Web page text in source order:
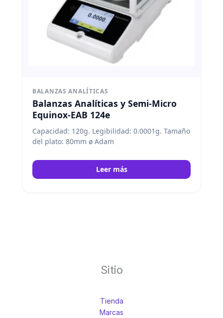
BALANZAS ANALÍTICAS
Balanzas Analíticas y Semi-Micro
Equinox-EAB 124e
Capacidad: 120g. Legibilidad: 0.0001g. Tamaño
del plato: 80mm ø Adam
Leer más
Sitio
Tienda
Marcas